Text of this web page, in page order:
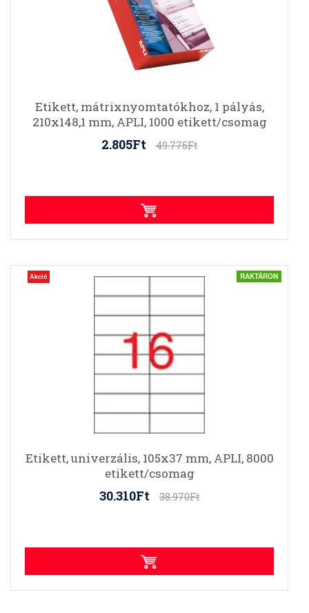
Etikett, mátrixnyomtatókhoz, 1 pályás,
210x148,1 mm, APLI, 1000 etikett/csomag
2.805Ft 49.775Ft
Akció RAKTÁRON
Etikett, univerzális, 105x37 mm, APLI, 8000
etikett/csomag
30.310Ft 38.970Ft